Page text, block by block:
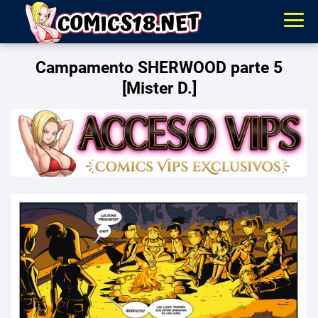
Campamento SHERWOOD parte 5
[Mister D.]